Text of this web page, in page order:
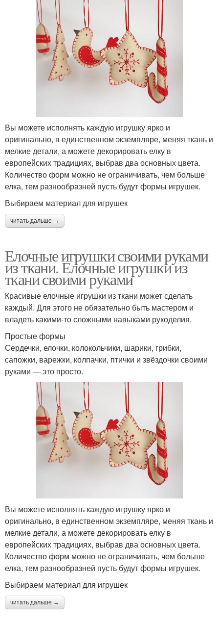
Вы можете исполнять каждую игрушку ярко и
оригинально, в единственном экземпляре, меняя ткань и
мелкие детали, а можете декорировать елку в
европейских традициях, выбрав два основных цвета.
Количество форм можно не ограничивать, чем больше
елка, тем разнообразней пусть будут формы игрушек.
Выбираем материал для игрушек
читать дальше →
Елочные игрушки своими руками
из ткани. Елочные игрушки из
ткани своими руками
Красивые елочные игрушки из ткани может сделать
каждый. Для этого не обязательно быть мастером и
владеть какими-то сложными навыками рукоделия.
Простые формы
Сердечки, елочки, колокольчики, шарики, грибки,
сапожки, варежки, колпачки, птички и звёздочки своими
руками — это просто.
Вы можете исполнять каждую игрушку ярко и
оригинально, в единственном экземпляре, меняя ткань и
мелкие детали, а можете декорировать елку в
европейских традициях, выбрав два основных цвета.
Количество форм можно не ограничивать, чем больше
елка, тем разнообразней пусть будут формы игрушек.
Выбираем материал для игрушек
читать дальше →